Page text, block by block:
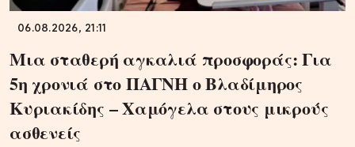
06.08.2026, 21:11
Μια σταθερή αγκαλιά προσφοράς: Για
5η χρονιά στο ΠΑΓΝΗ ο Βλαδίμηρος
Κυριακίδης – Χαμόγελα στους μικρούς
ασθενείς